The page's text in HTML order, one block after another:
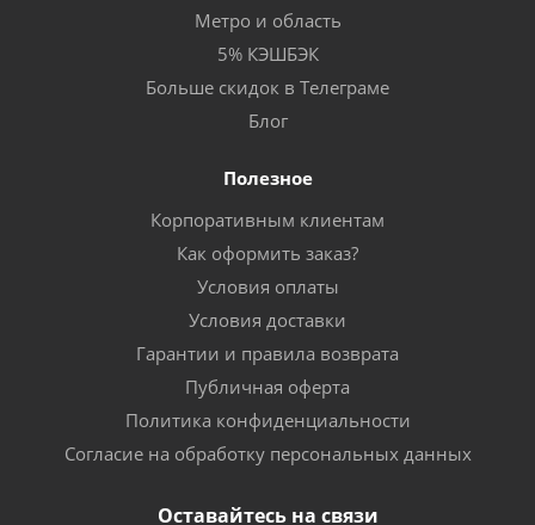
Метро и область
5% КЭШБЭК
Больше скидок в Телеграме
Блог
Полезное
Корпоративным клиентам
Как оформить заказ?
Условия оплаты
Условия доставки
Гарантии и правила возврата
Публичная оферта
Политика конфиденциальности
Согласие на обработку персональных данных
Оставайтесь на связи